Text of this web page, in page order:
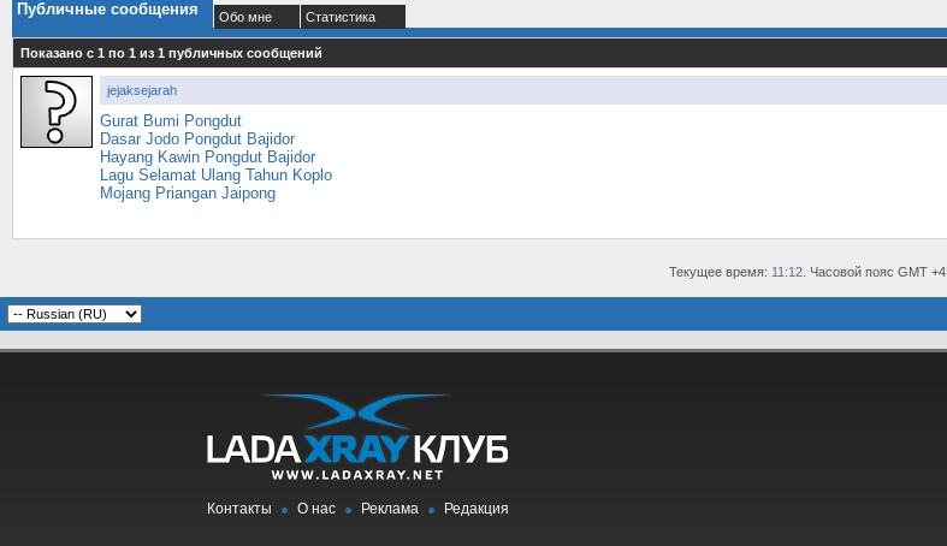
Публичные сообщения Обо мне Статистика
Показано с 1 по 1 из 1 публичных сообщений
jejaksejarah
Gurat Bumi Pongdut
Dasar Jodo Pongdut Bajidor
Hayang Kawin Pongdut Bajidor
Lagu Selamat Ulang Tahun Koplo
Mojang Priangan Jaipong
Текущее время: 11:12. Часовой пояс GMT +4.
Контакты О нас Реклама Редакция